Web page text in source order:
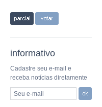
informativo
Cadastre seu e-mail e
receba notícias diretamente
Seu e-mail